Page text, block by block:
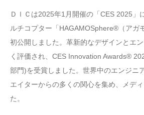
ＤＩＣは2025年1月開催の「CES 2025」
ルチコプター「HAGAMOSphere®（アガ
初公開しました。革新的なデザインとエ
く評価され、CES Innovation Awards®
部門)を受賞しました。世界中のエンジニ
エイターからの多くの関心を集め、メデ
た。